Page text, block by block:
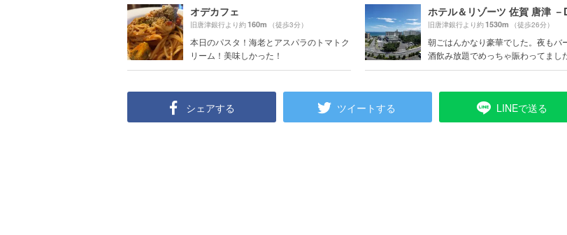
オデカフェ
旧唐津銀行より約160m （徒歩3分）
本日のパスタ！海老とアスパラのトマトク
リーム！美味しかった！
旧唐津銀行より約1530m （徒歩26分）
朝ごはんかなり豪華でした。夜もバ
酒飲み放題でめっちゃ賑わってました
シェアする ツイートする LINEで送る